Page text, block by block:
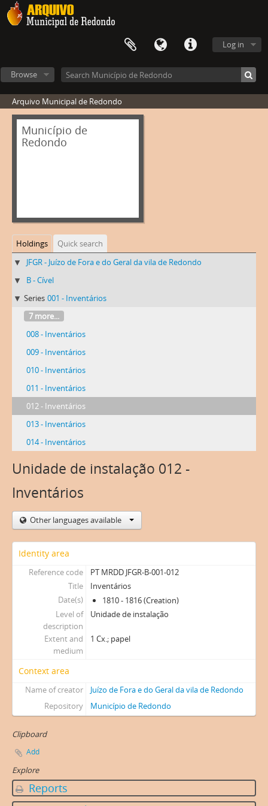
Log in
Browse
Arquivo Municipal de Redondo
Município de
Redondo
Holdings
Quick search
JFGR - Juízo de Fora e do Geral da vila de Redondo
B - Cível
Series 001 - Inventários
7 more...
008 - Inventários
009 - Inventários
010 - Inventários
011 - Inventários
012 - Inventários
013 - Inventários
014 - Inventários
Unidade de instalação 012 -
Inventários
Other languages available
Identity area
Reference code
PT MRDD JFGR-B-001-012
Title
Inventários
Date(s)
1810 - 1816 (Creation)
Level of
description
Unidade de instalação
Extent and
medium
1 Cx.; papel
Context area
Name of creator
Juízo de Fora e do Geral da vila de Redondo
Repository
Município de Redondo
Clipboard
Add
Explore
Reports